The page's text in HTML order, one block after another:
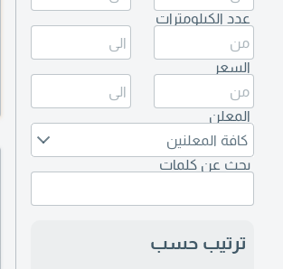
عدد الكيلومترات
السعر
المعلن
كافة المعلنين
بحث عن كلمات
ترتيب حسب